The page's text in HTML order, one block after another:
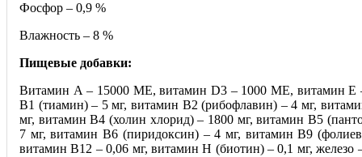
Фосфор – 0,9 %
Влажность – 8 %
Пищевые добавки:
Витамин А – 15000 МЕ, витамин D3 – 1000 МЕ, витамин Е
В1 (тиамин) – 5 мг, витамин В2 (рибофлавин) – 4 мг,
мг, витамин В4 (холин хлорид) – 1800 мг, витамин В5
7 мг, витамин В6 (пиридоксин) – 4 мг, витамин В9
витамин В12 – 0,06 мг, витамин Н (биотин) – 0,1 мг, железо